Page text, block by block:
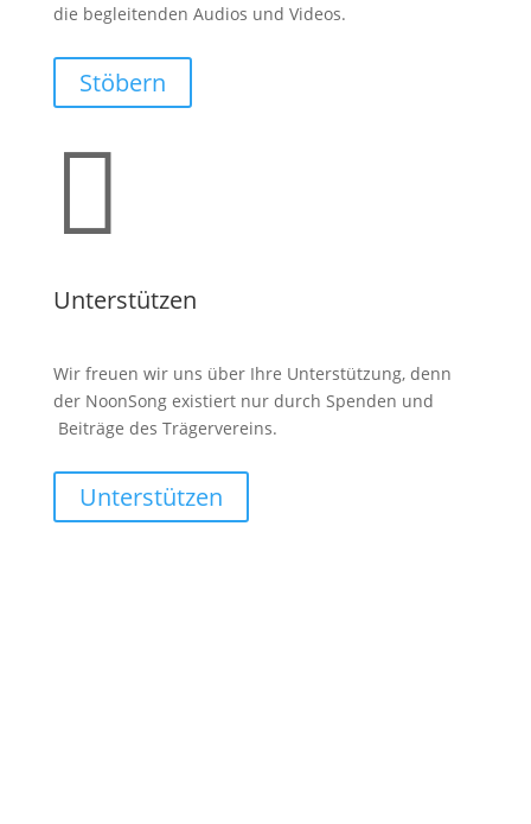
die begleitenden Audios und Videos.
Stöbern

Unterstützen
Wir freuen wir uns über Ihre Unterstützung, denn
der NoonSong existiert nur durch Spenden und
Beiträge des Trägervereins.
Unterstützen